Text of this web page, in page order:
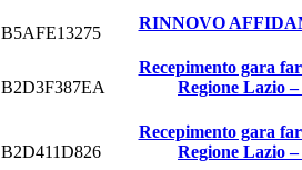
B5AFE13275
RINNOVO
B2D3F387EA
Recepimento gara
Regione Lazio
B2D411D826
Recepimento gara
Regione Lazio